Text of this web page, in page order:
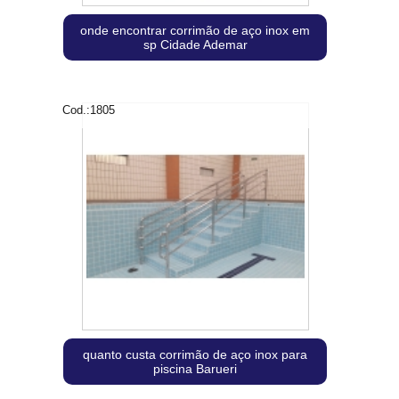
onde encontrar corrimão de aço inox em
sp Cidade Ademar
Cod.:1805
quanto custa corrimão de aço inox para
piscina Barueri